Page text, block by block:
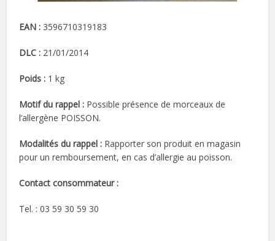
EAN : 3596710319183
DLC : 21/01/2014
Poids : 1 kg
Motif du rappel : Possible présence de morceaux de
l’allergène POISSON.
Modalités du rappel : Rapporter son produit en magasin
pour un remboursement, en cas d’allergie au poisson.
Contact consommateur :
Tel. : 03 59 30 59 30